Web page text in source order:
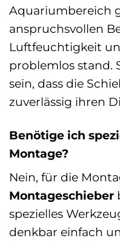
Aquariumbereich
anspruchsvollen
Luftfeuchtigkeit
problemlos stand.
sein, dass die
zuverlässig ihren
Benötige ich
Montage?
Nein, für die
Montageschieber
spezielles
denkbar einfach